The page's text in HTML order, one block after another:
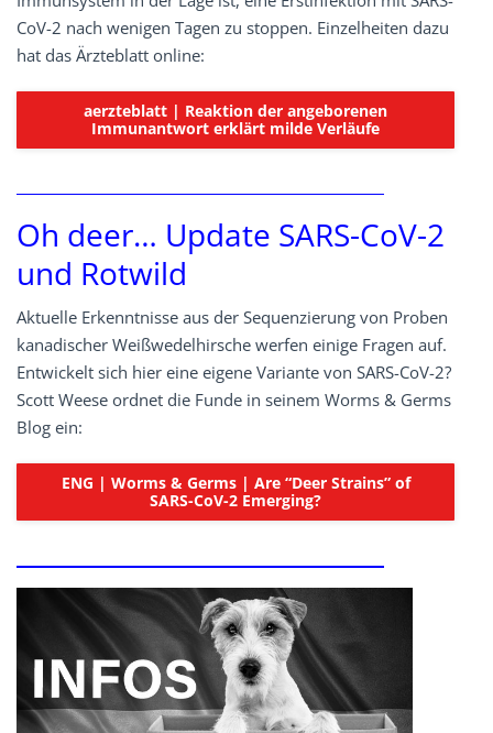
CoV-2 nach wenigen Tagen zu stoppen. Einzelheiten dazu
hat das Ärzteblatt online:
aerzteblatt | Reaktion der angeborenen
Immunantwort erklärt milde Verläufe
Oh deer… Update SARS-CoV-2
und Rotwild
Aktuelle Erkenntnisse aus der Sequenzierung von Proben
kanadischer Weißwedelhirsche werfen einige Fragen auf.
Entwickelt sich hier eine eigene Variante von SARS-CoV-2?
Scott Weese ordnet die Funde in seinem Worms & Germs
Blog ein:
ENG | Worms & Germs | Are “Deer Strains” of
SARS-CoV-2 Emerging?